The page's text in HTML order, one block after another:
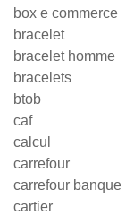
box e commerce
bracelet
bracelet homme
bracelets
btob
caf
calcul
carrefour
carrefour banque
cartier